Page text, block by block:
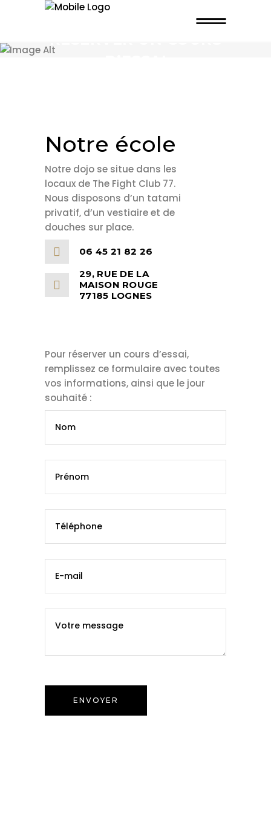
RÉSERVER UN COURS
Notre école
Notre dojo se situe dans les
locaux de The Fight Club 77.
Nous disposons d’un tatami
privatif, d’un vestiaire et de
douches sur place.
06 45 21 82 26
29, RUE DE LA
MAISON ROUGE
77185 LOGNES
Pour réserver un cours d’essai,
remplissez ce formulaire avec toutes
vos informations, ainsi que le jour
souhaité :
ENVOYER